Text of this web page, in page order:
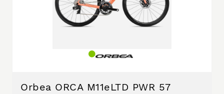
Orbea ORCA M11eLTD PWR 57